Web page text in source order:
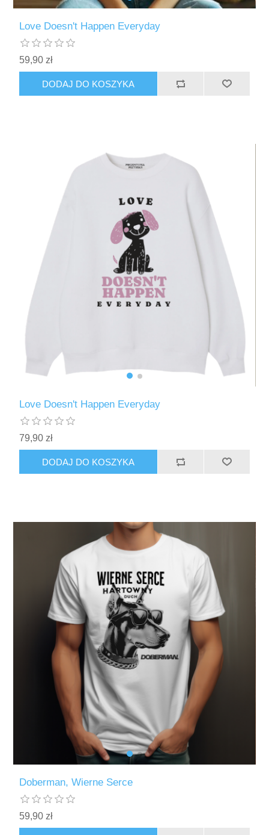
Love Doesn't Happen Everyday
59,90 zł
DODAJ DO KOSZYKA
Love Doesn't Happen Everyday
79,90 zł
DODAJ DO KOSZYKA
Doberman, Wierne Serce
59,90 zł